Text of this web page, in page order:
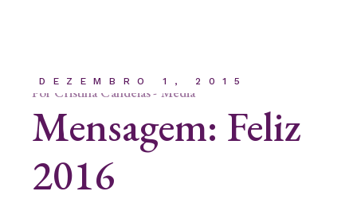
DEZEMBRO 1, 2015
Por Cristina Candeias Media
Mensagem: Feliz
2016